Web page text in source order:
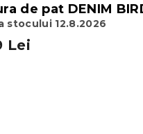
de pat DENIM
stocului 12.8.2026
Lei